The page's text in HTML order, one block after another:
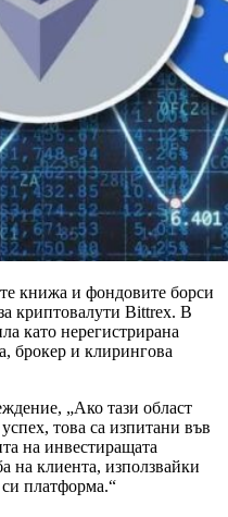
книжа и фондовите борси
криптовалути Bittrex. В
като нерегистрирана
брокер и клирингова
„Ако тази област
това са изпитани във
на инвестиращата
на клиента, използвайки
си платформа.“